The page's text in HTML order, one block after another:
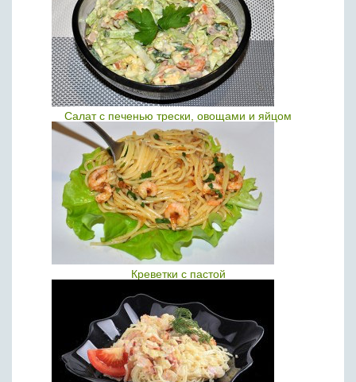
Салат с печенью трески, овощами и яйцом
Креветки с пастой